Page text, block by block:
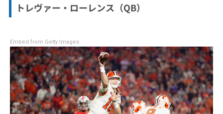
トレヴァー・ローレンス（QB）
Embed from Getty Images